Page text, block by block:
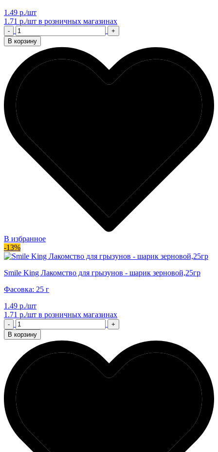
1.49 р./шт
1.71 р./шт в розничных магазинах
-
+
В корзину
В избранное
-13%
Smile King Лакомство для грызунов - шарик зерновой,25гр
Фасовка: 25 г
1.49 р./шт
1.71 р./шт в розничных магазинах
-
+
В корзину